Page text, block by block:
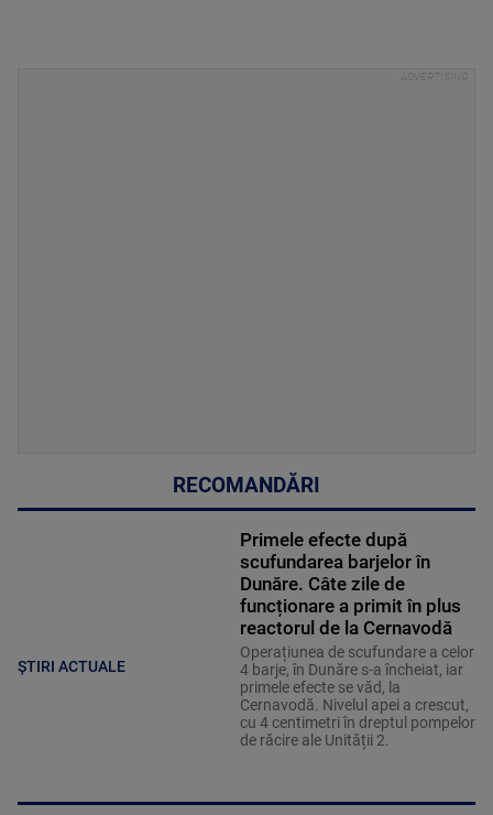
RECOMANDĂRI
ȘTIRI ACTUALE
Primele efecte după
scufundarea barjelor în
Dunăre. Câte zile de
funcționare a primit în plus
reactorul de la Cernavodă
Operațiunea de scufundare a celor
4 barje, în Dunăre s-a încheiat, iar
primele efecte se văd, la
Cernavodă. Nivelul apei a crescut,
cu 4 centimetri în dreptul pompelor
de răcire ale Unității 2.